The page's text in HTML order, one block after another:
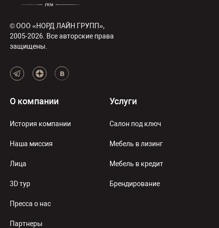
© ООО «НОРД ЛАЙН ГРУПП»,
2005-2026. Все авторские права
защищены.
О компании
История компании
Наша миссия
Лица
3D тур
Пресса о нас
Партнеры
Услуги
Салон под ключ
Мебель в лизинг
Мебель в кредит
Брендирование